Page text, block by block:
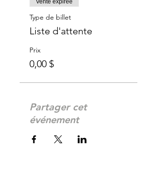
Vente expirée
Type de billet
Liste d'attente
Prix
0,00 $
Partager cet
événement